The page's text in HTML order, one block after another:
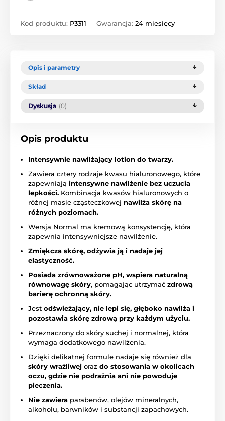
Kod produktu: P3311 Gwarancja: 24 miesięcy
Opis i parametry
Skład
Dyskusja (0)
Opis produktu
Intensywnie nawilżający lotion do twarzy.
Zawiera cztery rodzaje kwasu hialuronowego, które
zapewniają intensywne nawilżenie bez uczucia
lepkości. Kombinacja kwasów hialuronowych o
różnej masie cząsteczkowej nawilża skórę na
różnych poziomach.
Wersja Normal ma kremową konsystencję, która
zapewnia intensywniejsze nawilżenie.
Zmiękcza skórę, odżywia ją i nadaje jej
elastyczność.
Posiada zrównoważone pH, wspiera naturalną
równowagę skóry, pomagając utrzymać zdrową
barierę ochronną skóry.
Jest odświeżający, nie lepi się, głęboko nawilża i
pozostawia skórę zdrową przy każdym użyciu.
Przeznaczony do skóry suchej i normalnej, która
wymaga dodatkowego nawilżenia.
Dzięki delikatnej formule nadaje się również dla
skóry wrażliwej oraz do stosowania w okolicach
oczu, gdzie nie podrażnia ani nie powoduje
pieczenia.
Nie zawiera parabenów, olejów mineralnych,
alkoholu, barwników i substancji zapachowych.